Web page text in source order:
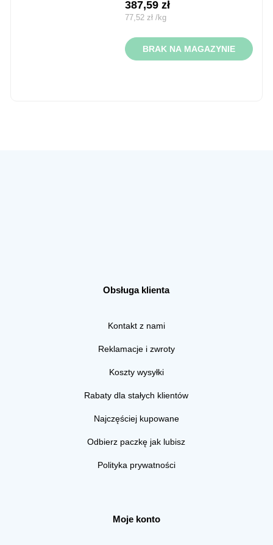
387,59zł
77,52 zł /kg
BRAK NA MAGAZYNIE
Obsługa klienta
Kontakt z nami
Reklamacje i zwroty
Koszty wysyłki
Rabaty dla stałych klientów
Najczęściej kupowane
Odbierz paczkę jak lubisz
Polityka prywatności
Moje konto